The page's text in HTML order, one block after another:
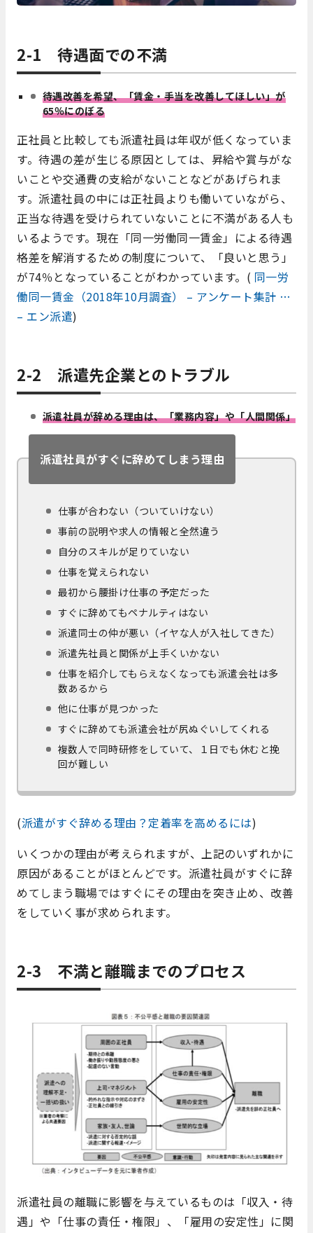
2-1 待遇面での不満
待遇改善を希望、「賃金・手当を改善してほしい」が
65％にのぼる
正社員と比較しても派遣社員は年収が低くなっていま
す。待遇の差が生じる原因としては、昇給や賞与がな
いことや交通費の支給がないことなどがあげられま
す。派遣社員の中には正社員よりも働いていながら、
正当な待遇を受けられていないことに不満がある人も
いるようです。現在「同一労働同一賃金」による待遇
格差を解消するための制度について、「良いと思う」
が74％となっていることがわかっています。( 同一労
働同一賃金（2018年10月調査） – アンケート集計 …
– エン派遣)
2-2 派遣先企業とのトラブル
派遣社員が辞める理由は、「業務内容」や「人間関係」
派遣社員がすぐに辞めてしまう理由
仕事が合わない（ついていけない）
事前の説明や求人の情報と全然違う
自分のスキルが足りていない
仕事を覚えられない
最初から腰掛け仕事の予定だった
すぐに辞めてもペナルティはない
派遣同士の仲が悪い（イヤな人が入社してきた）
派遣先社員と関係が上手くいかない
仕事を紹介してもらえなくなっても派遣会社は多
数あるから
他に仕事が見つかった
すぐに辞めても派遣会社が尻ぬぐいしてくれる
複数人で同時研修をしていて、１日でも休むと挽
回が難しい
(派遣がすぐ辞める理由？定着率を高めるには)
いくつかの理由が考えられますが、上記のいずれかに
原因があることがほとんどです。派遣社員がすぐに辞
めてしまう職場ではすぐにその理由を突き止め、改善
をしていく事が求められます。
2-3 不満と離職までのプロセス
派遣社員の離職に影響を与えているものは「収入・待
遇」や「仕事の責任・権限」、「雇用の安定性」に関